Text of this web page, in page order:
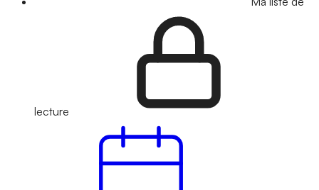
lecture